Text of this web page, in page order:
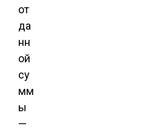
от
да
нн
ой
су
мм
ы
—